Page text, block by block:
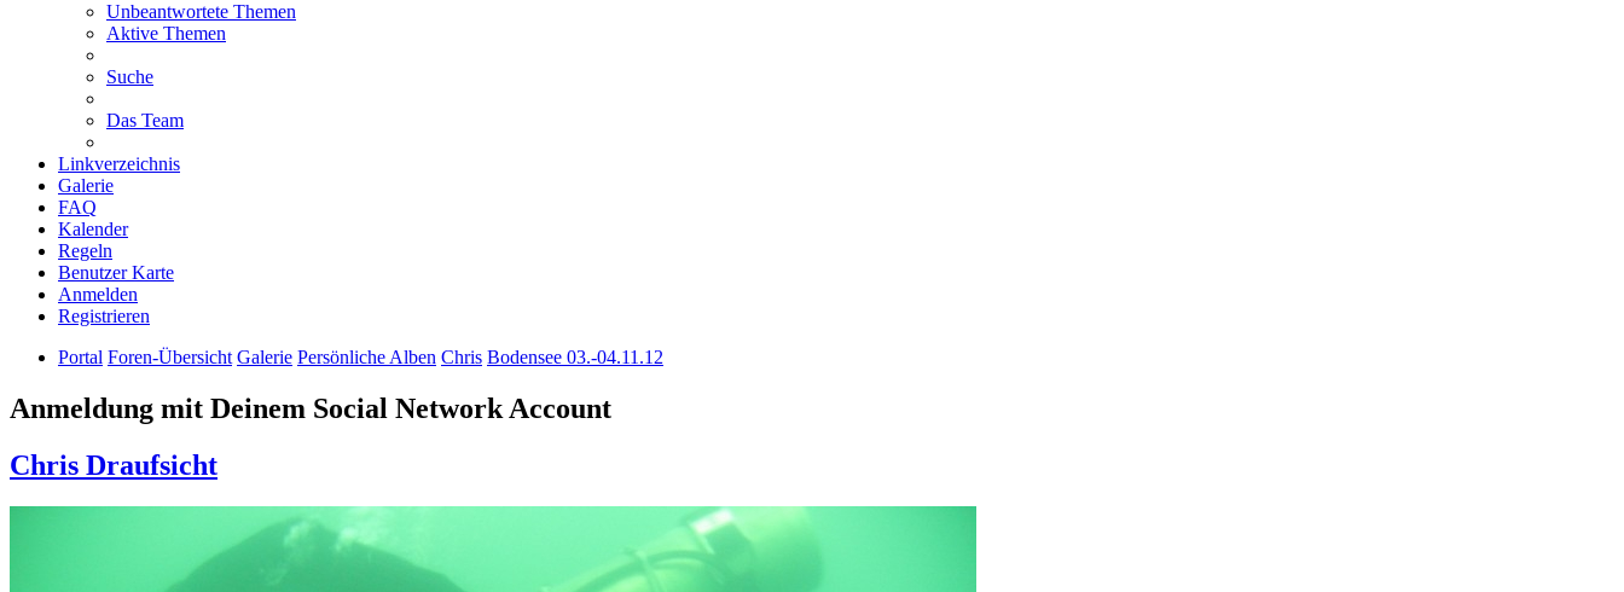
Unbeantwortete Themen
Aktive Themen
Suche
Das Team
Linkverzeichnis
Galerie
FAQ
Kalender
Regeln
Benutzer Karte
Anmelden
Registrieren
Portal Foren-Übersicht Galerie Persönliche Alben Chris Bodensee 03.-04.11.12
Anmeldung mit Deinem Social Network Account
Chris Draufsicht